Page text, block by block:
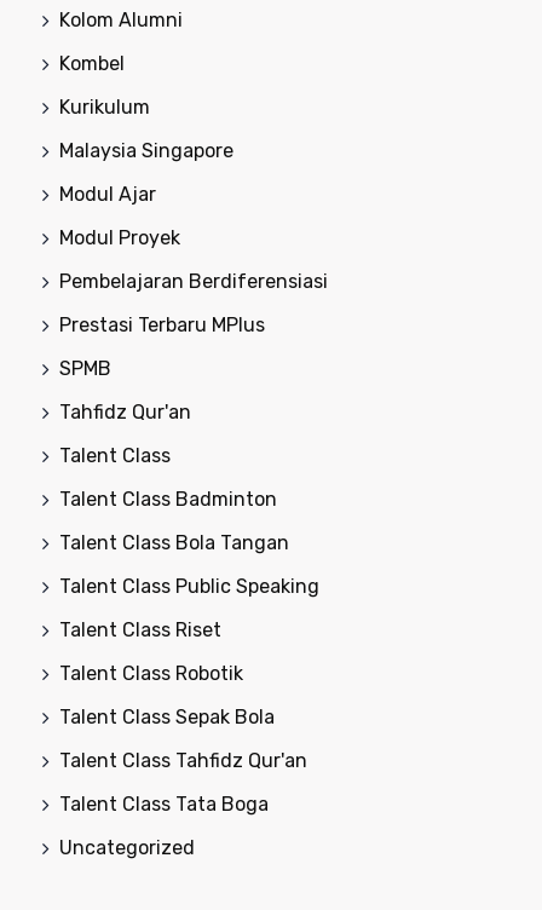
Kolom Alumni
Kombel
Kurikulum
Malaysia Singapore
Modul Ajar
Modul Proyek
Pembelajaran Berdiferensiasi
Prestasi Terbaru MPlus
SPMB
Tahfidz Qur'an
Talent Class
Talent Class Badminton
Talent Class Bola Tangan
Talent Class Public Speaking
Talent Class Riset
Talent Class Robotik
Talent Class Sepak Bola
Talent Class Tahfidz Qur'an
Talent Class Tata Boga
Uncategorized